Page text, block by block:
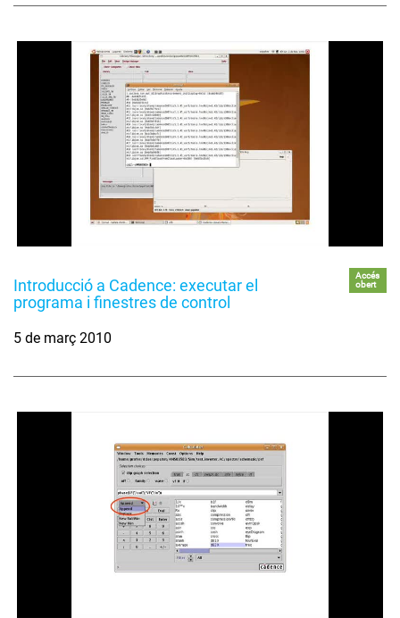
Introducció a Cadence: executar el
programa i finestres de control
Accés
obert
5 de març 2010